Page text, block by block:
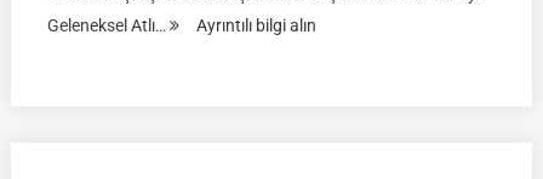
Geleneksel Atlı…
Ayrıntılı bilgi alın: